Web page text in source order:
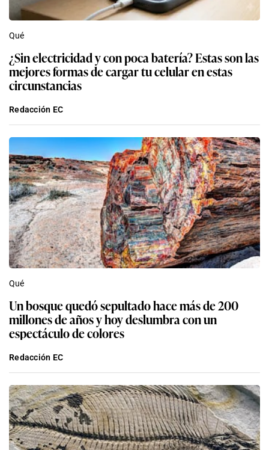
Qué
¿Sin electricidad y con poca batería? Estas son las
mejores formas de cargar tu celular en estas
circunstancias
Redacción EC
Qué
Un bosque quedó sepultado hace más de 200
millones de años y hoy deslumbra con un
espectáculo de colores
Redacción EC